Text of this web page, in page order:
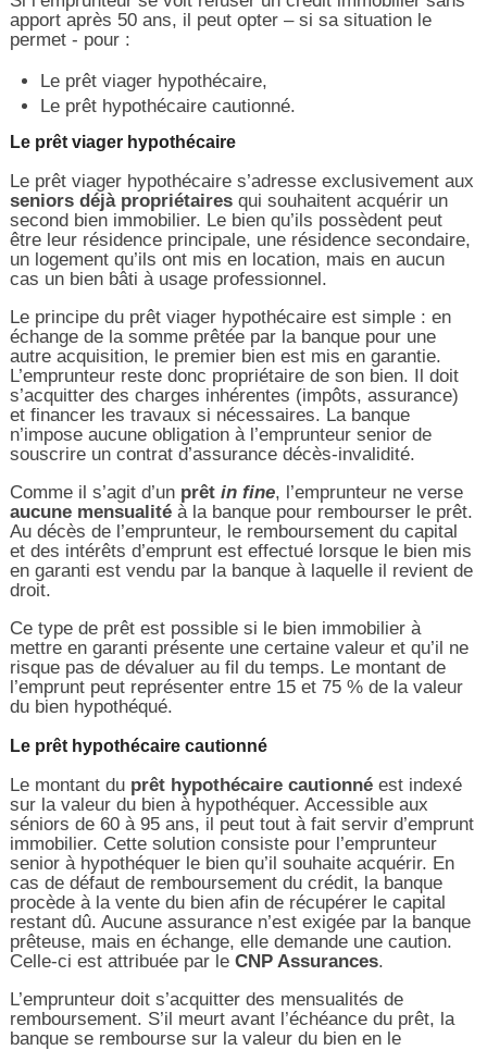
apport après 50 ans, il peut opter – si sa situation le
permet - pour :
Le prêt viager hypothécaire,
Le prêt hypothécaire cautionné.
Le prêt viager hypothécaire
Le prêt viager hypothécaire s’adresse exclusivement aux
seniors déjà propriétairesqui souhaitent acquérir un
second bien immobilier. Le bien qu’ils possèdent peut
être leur résidence principale, une résidence secondaire,
un logement qu’ils ont mis en location, mais en aucun
cas un bien bâti à usage professionnel.
Le principe du prêt viager hypothécaire est simple : en
échange de la somme prêtée par la banque pour une
autre acquisition, le premier bien est mis en garantie.
L’emprunteur reste donc propriétaire de son bien. Il doit
s’acquitter des charges inhérentes (impôts, assurance)
et financer les travaux si nécessaires. La banque
n’impose aucune obligation à l’emprunteur senior de
souscrire un contrat d’assurance décès-invalidité.
Comme il s’agit d’un prêt in fine, l’emprunteur ne verse
aucune mensualitéà la banque pour rembourser le prêt.
Au décès de l’emprunteur, le remboursement du capital
et des intérêts d’emprunt est effectué lorsque le bien mis
en garanti est vendu par la banque à laquelle il revient de
droit.
Ce type de prêt est possible si le bien immobilier à
mettre en garanti présente une certaine valeur et qu’il ne
risque pas de dévaluer au fil du temps. Le montant de
l’emprunt peut représenter entre 15 et 75 % de la valeur
du bien hypothéqué.
Le prêt hypothécaire cautionné
Le montant du prêt hypothécaire cautionnéest indexé
sur la valeur du bien à hypothéquer. Accessible aux
séniors de 60 à 95 ans, il peut tout à fait servir d’emprunt
immobilier. Cette solution consiste pour l’emprunteur
senior à hypothéquer le bien qu’il souhaite acquérir. En
cas de défaut de remboursement du crédit, la banque
procède à la vente du bien afin de récupérer le capital
restant dû. Aucune assurance n’est exigée par la banque
prêteuse, mais en échange, elle demande une caution.
Celle-ci est attribuée par le CNP Assurances.
L’emprunteur doit s’acquitter des mensualités de
remboursement. S’il meurt avant l’échéance du prêt, la
banque se rembourse sur la valeur du bien en le